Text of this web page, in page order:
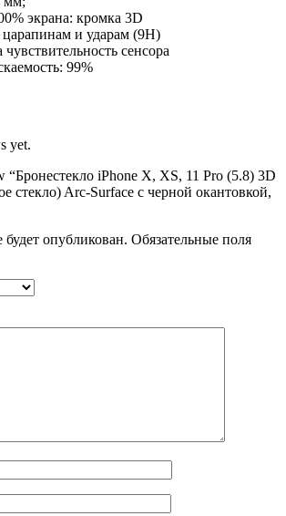
экрана: кромка 3D
и ударам (9H)
сенсора
99%
yet.
“Бронестекло iPhone X, XS, 11 Pro (5.8) 3D
стекло) Arc-Surface с черной окантовкой,
опубликован. Обязательные поля